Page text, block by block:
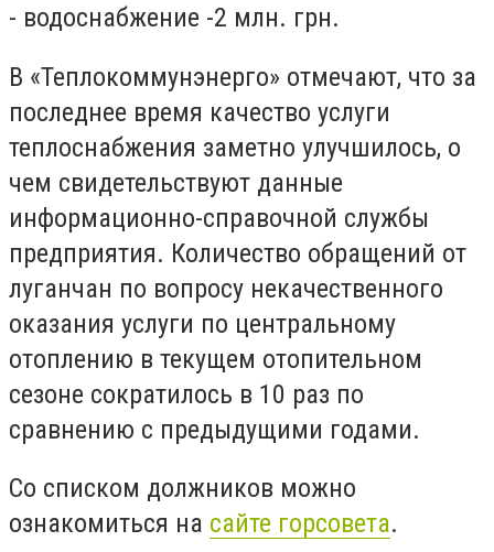
- водоснабжение -2 млн. грн.
В «Теплокоммунэнерго» отмечают, что за
последнее время качество услуги
теплоснабжения заметно улучшилось, о
чем свидетельствуют данные
информационно-справочной службы
предприятия. Количество обращений от
луганчан по вопросу некачественного
оказания услуги по центральному
отоплению в текущем отопительном
сезоне сократилось в 10 раз по
сравнению с предыдущими годами.
Со списком должников можно
ознакомиться на сайте горсовета.